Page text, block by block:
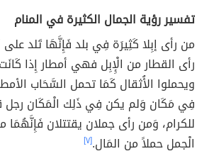
تفسير رؤية الجمال الكثيرة في المنام
من رأى إبِلا كَثِيرَة فِي بلد فَإِنَّهَا تَلد
رأى القطار من الْإِبِل فهي أمطار إِذا
ويحملوا الأُثقال كَمَا تحمل السَّحَاب
فِي مَكَان وَلم يكن فِي ذَلِك الْمَكَان رجل
للكرام، وَمن رأى جملان يقتتلان فَإِنَّهُمَا
الْجمل حملاً من المَال.[٧]